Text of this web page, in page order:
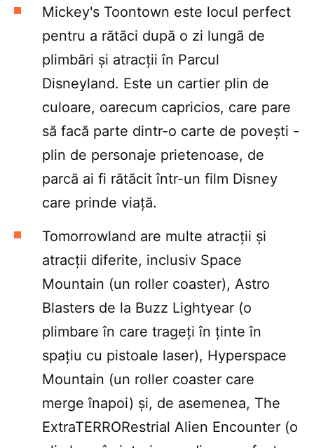
Mickey's Toontown este locul perfect
pentru a rătăci după o zi lungă de
plimbări și atracții în Parcul
Disneyland. Este un cartier plin de
culoare, oarecum capricios, care pare
să facă parte dintr-o carte de povești -
plin de personaje prietenoase, de
parcă ai fi rătăcit într-un film Disney
care prinde viață.
Tomorrowland are multe atracții și
atracții diferite, inclusiv Space
Mountain (un roller coaster), Astro
Blasters de la Buzz Lightyear (o
plimbare în care trageți în ținte în
spațiu cu pistoale laser), Hyperspace
Mountain (un roller coaster care
merge înapoi) și, de asemenea, The
ExtraTERRORestrial Alien Encounter (o